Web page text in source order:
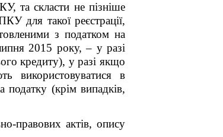
та скласти не пізніше
для такої реєстрації,
з податком на
2015 року, – у разі
кредиту), у разі якщо
використовуватися в
(крім випадків,
правових актів, опису